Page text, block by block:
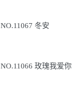
冬安
玫瑰我爱你